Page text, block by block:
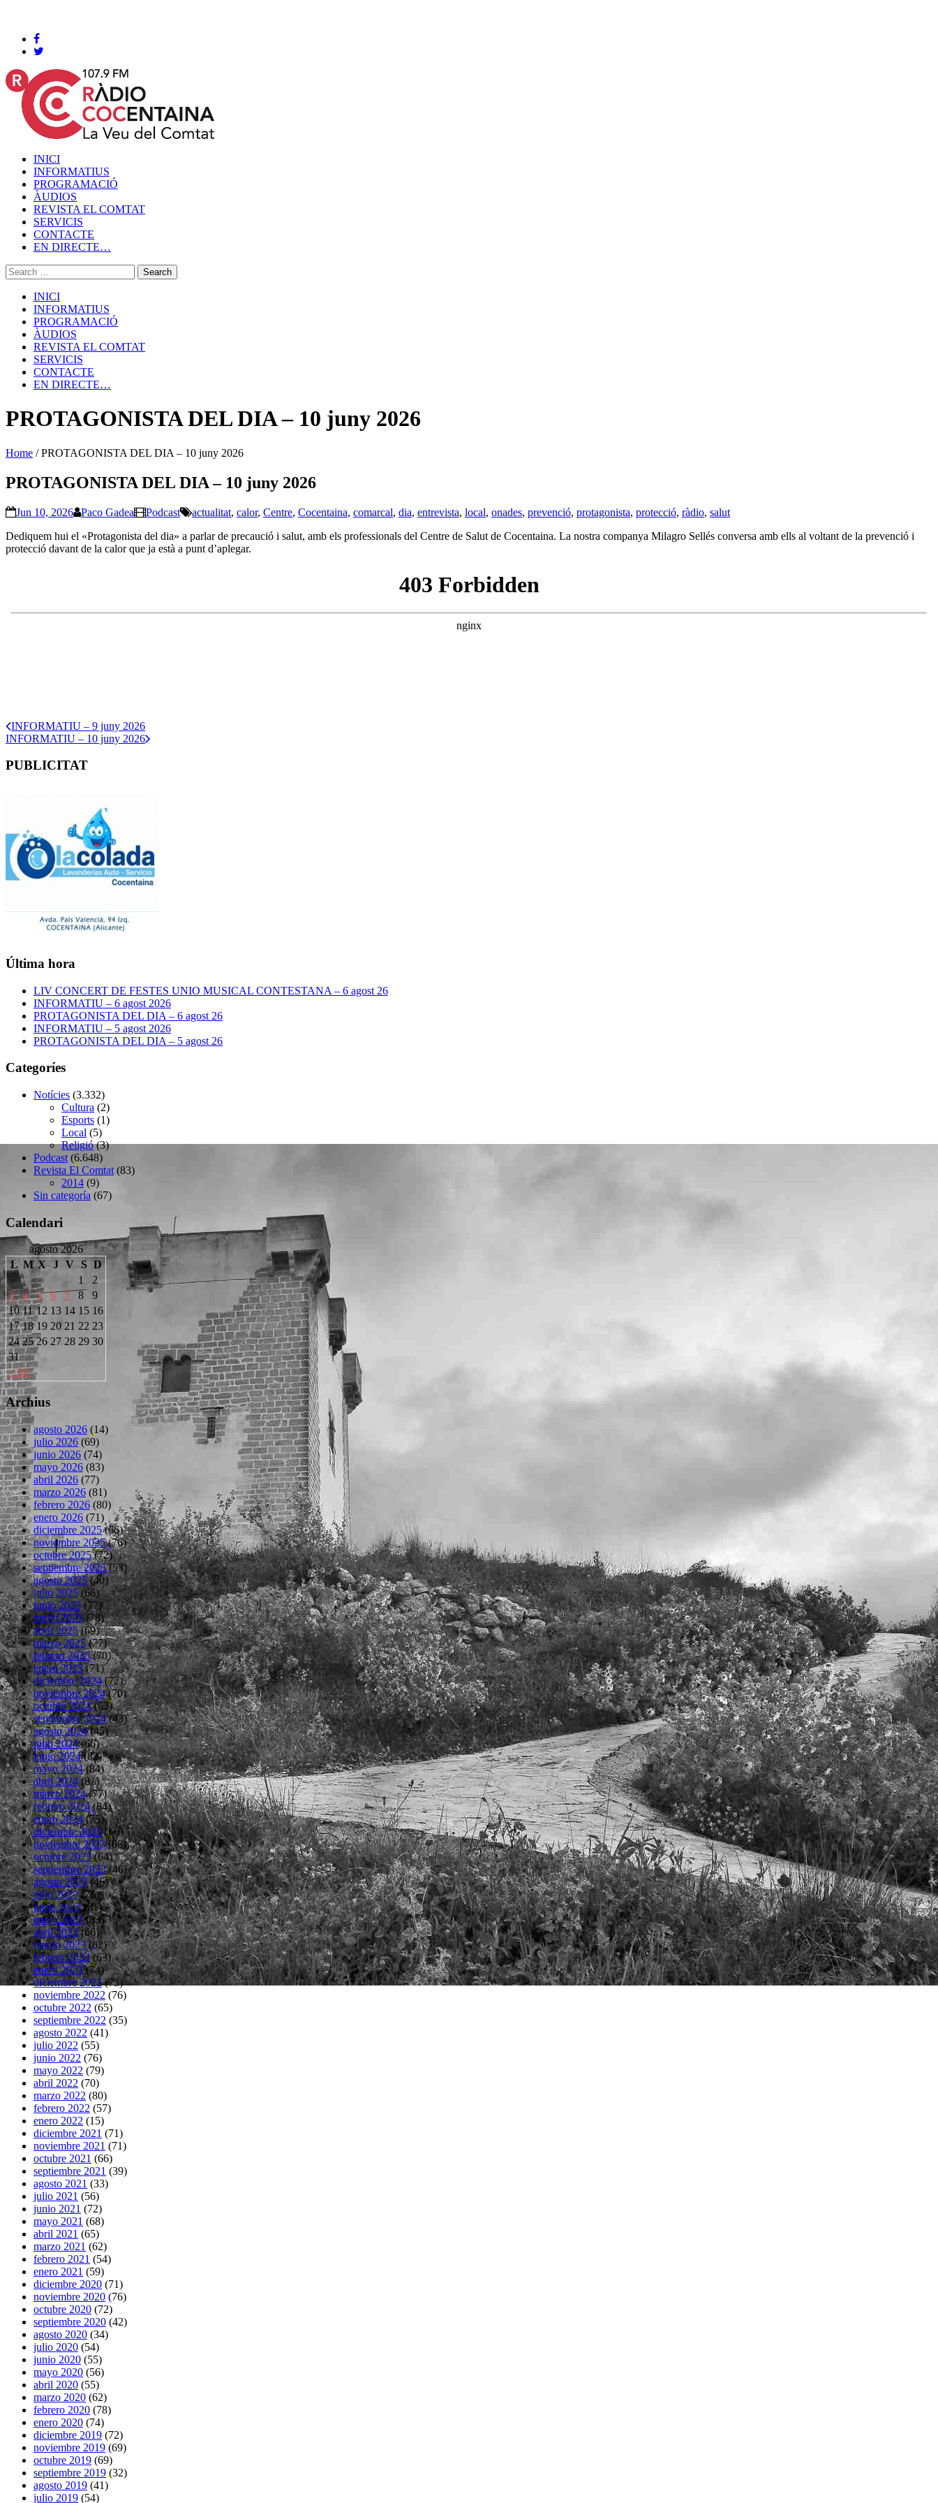
INICI
INFORMATIUS
PROGRAMACIÓ
ÀUDIOS
REVISTA EL COMTAT
SERVICIS
CONTACTE
EN DIRECTE…
INICI
INFORMATIUS
PROGRAMACIÓ
ÀUDIOS
REVISTA EL COMTAT
SERVICIS
CONTACTE
EN DIRECTE…
PROTAGONISTA DEL DIA – 10 juny 2026
Home /PROTAGONISTA DEL DIA – 10 juny 2026
PROTAGONISTA DEL DIA – 10 juny 2026
Jun 10, 2026 Paco Gadea Podcast actualitat, calor, Centre, Cocentaina, comarcal, dia, entrevista, local, onades, prevenció, protagonista, protecció, ràdio, salut
Dediquem hui el «Protagonista del dia» a parlar de precaució i salut, amb els professionals del Centre de Salut de Cocentaina. La nostra companya Milagro Sellés conversa amb ells al voltant de la prevenció i
protecció davant de la calor que ja està a punt d’aplegar.
INFORMATIU – 9 juny 2026
INFORMATIU – 10 juny 2026
PUBLICITAT
Última hora
LIV CONCERT DE FESTES UNIO MUSICAL CONTESTANA – 6 agost 26
INFORMATIU – 6 agost 2026
PROTAGONISTA DEL DIA – 6 agost 26
INFORMATIU – 5 agost 2026
PROTAGONISTA DEL DIA – 5 agost 26
Categoríes
Notícies (3.332)
Cultura (2)
Esports (1)
Local (5)
Religió(3)
Podcast (6.648)
Revista El Comtat (83)
2014 (9)
Sin categoría (67)
Calendari
agosto 2026
L M X J V S D
« Jul
1
2
3
4 5 6 7 8
9
10 11 12 13 14 15 16
17 18 19 20 21 22 23
24 25 26 27 28 29 30
31
Archius
agosto 2026 (14)
julio 2026 (69)
junio 2026 (74)
mayo 2026 (83)
abril 2026 (77)
marzo 2026 (81)
febrero 2026 (80)
enero 2026 (71)
diciembre 2025(66)
noviembre 2025(76)
octubre 2025(72)
septiembre 2025(53)
agosto 2025(40)
julio 2025 (66)
junio 2025(77)
mayo 2025(78)
abril 2025(69)
marzo 2025(77)
febrero 2025(70)
enero 2025(71)
diciembre 2024(72)
noviembre 2024(70)
octubre 2024(63)
septiembre 2024(43)
agosto 2024(45)
julio 2024(66)
junio 2024(82)
mayo 2024(84)
abril 2024(81)
marzo 2024(77)
febrero 2024(84)
enero 2024(75)
diciembre 2023(66)
noviembre 2023(68)
octubre 2023(64)
septiembre 2023(46)
agosto 2023(46)
julio 2023(75)
junio 2023(81)
mayo 2023(83)
abril 2023(66)
marzo 2023(62)
febrero 2023(63)
enero 2023(74)
diciembre 2022(73)
noviembre 2022 (76)
octubre 2022 (65)
septiembre 2022 (35)
agosto 2022 (41)
julio 2022 (55)
junio 2022 (76)
mayo 2022 (79)
abril 2022 (70)
marzo 2022 (80)
febrero 2022 (57)
enero 2022 (15)
diciembre 2021 (71)
noviembre 2021 (71)
octubre 2021 (66)
septiembre 2021 (39)
agosto 2021 (33)
julio 2021 (56)
junio 2021 (72)
mayo 2021 (68)
abril 2021 (65)
marzo 2021 (62)
febrero 2021 (54)
enero 2021 (59)
diciembre 2020 (71)
noviembre 2020 (76)
octubre 2020 (72)
septiembre 2020 (42)
agosto 2020 (34)
julio 2020 (54)
junio 2020 (55)
mayo 2020 (56)
abril 2020 (55)
marzo 2020 (62)
febrero 2020 (78)
enero 2020 (74)
diciembre 2019 (72)
noviembre 2019 (69)
octubre 2019 (69)
septiembre 2019 (32)
agosto 2019 (41)
julio 2019 (54)